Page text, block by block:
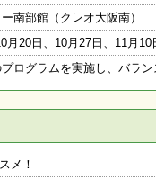
南部館（クレオ大阪南）
月20日、10月27日、11
ログラムを実施し、バラ
メ！